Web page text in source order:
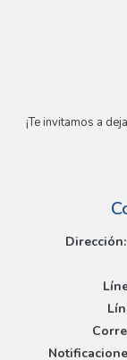
¡Te invitamos a
Dirección: